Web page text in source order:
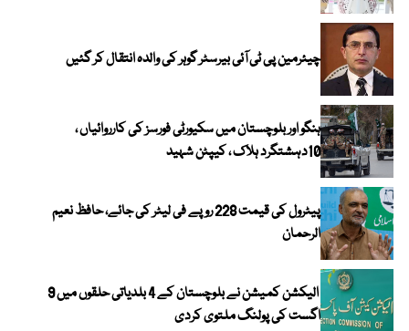
چیئرمین پی ٹی آئی بیرسٹر گوہر کی والدہ انتقال کر گئیں
ہنگو اور بلوچستان میں سکیورٹی فورسز کی کارروائیاں ،
10دہشتگرد ہلاک ، کیپٹن شہید
پیٹرول کی قیمت 228 روپے فی لیٹر کی جائے، حافظ نعیم
الرحمان
الیکشن کمیشن نے بلوچستان کے 4 بلدیاتی حلقوں میں 9
اگست کی پولنگ ملتوی کردی